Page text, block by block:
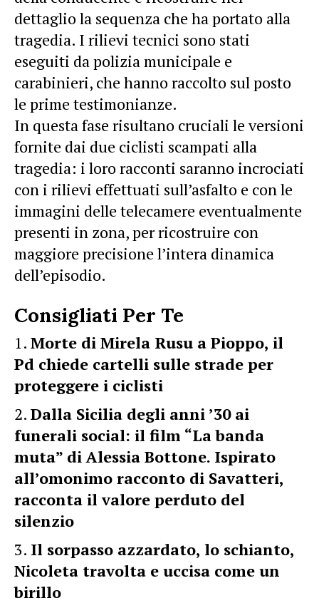
dettaglio la sequenza che ha portato alla
tragedia. I rilievi tecnici sono stati
eseguiti da polizia municipale e
carabinieri, che hanno raccolto sul posto
le prime testimonianze.
In questa fase risultano cruciali le versioni
fornite dai due ciclisti scampati alla
tragedia: i loro racconti saranno incrociati
con i rilievi effettuati sull’asfalto e con le
immagini delle telecamere eventualmente
presenti in zona, per ricostruire con
maggiore precisione l’intera dinamica
dell’episodio.
Consigliati Per Te
Morte di Mirela Rusu a Pioppo, il
Pd chiede cartelli sulle strade per
proteggere i ciclisti
Dalla Sicilia degli anni ’30 ai
funerali social: il film “La banda
muta” di Alessia Bottone. Ispirato
all’omonimo racconto di Savatteri,
racconta il valore perduto del
silenzio
Il sorpasso azzardato, lo schianto,
Nicoleta travolta e uccisa come un
birillo